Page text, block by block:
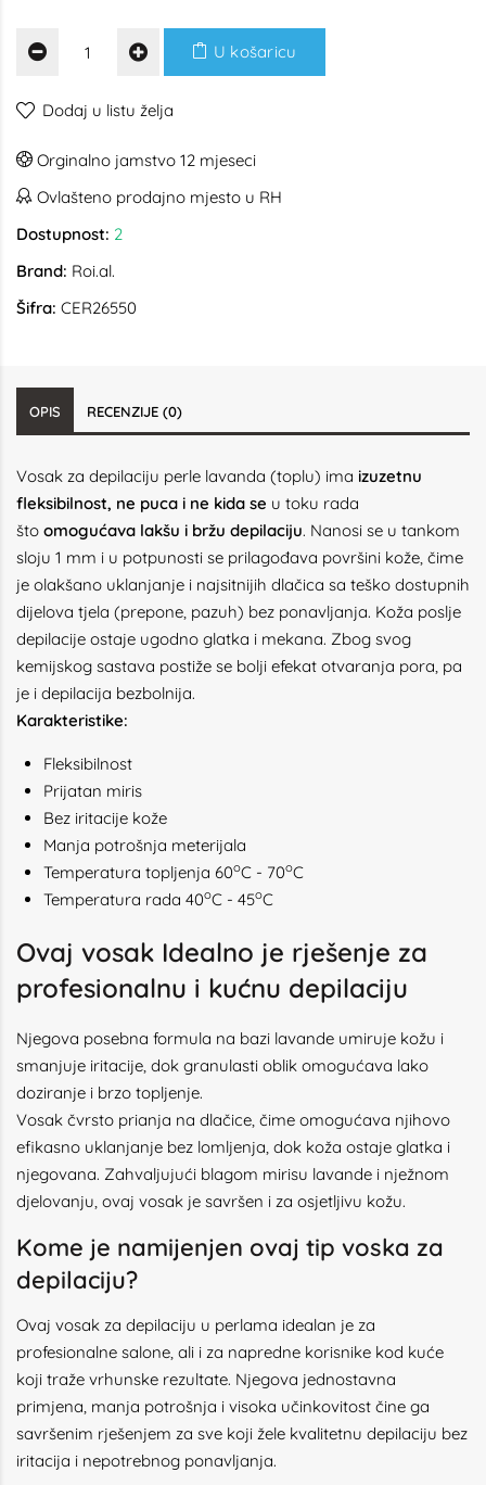
U košaricu
Dodaj u listu želja
Orginalno jamstvo 12 mjeseci
Ovlašteno prodajno mjesto u RH
Dostupnost: 2
Brand: Roi.al.
Šifra: CER26550
OPIS RECENZIJE (0)
Vosak za depilaciju perle lavanda (toplu) ima izuzetnu
fleksibilnost, ne puca i ne kida se u toku rada
što omogućava lakšu i bržu depilaciju. Nanosi se u tankom
sloju 1 mm i u potpunosti se prilagođava površini kože, čime
je olakšano uklanjanje i najsitnijih dlačica sa teško dostupnih
dijelova tjela (prepone, pazuh) bez ponavljanja. Koža poslje
depilacije ostaje ugodno glatka i mekana. Zbog svog
kemijskog sastava postiže se bolji efekat otvaranja pora, pa
je i depilacija bezbolnija.
Karakteristike:
Fleksibilnost
Prijatan miris
Bez iritacije kože
Manja potrošnja meterijala
Temperatura topljenja 60oC - 70oC
Temperatura rada 40oC - 45oC
Ovaj vosak Idealno je rješenje za
profesionalnu i kućnu depilaciju
Njegova posebna formula na bazi lavande umiruje kožu i
smanjuje iritacije, dok granulasti oblik omogućava lako
doziranje i brzo topljenje.
Vosak čvrsto prianja na dlačice, čime omogućava njihovo
efikasno uklanjanje bez lomljenja, dok koža ostaje glatka i
njegovana. Zahvaljujući blagom mirisu lavande i nježnom
djelovanju, ovaj vosak je savršen i za osjetljivu kožu.
Kome je namijenjen ovaj tip voska za
depilaciju?
Ovaj vosak za depilaciju u perlama idealan je za
profesionalne salone, ali i za napredne korisnike kod kuće
koji traže vrhunske rezultate. Njegova jednostavna
primjena, manja potrošnja i visoka učinkovitost čine ga
savršenim rješenjem za sve koji žele kvalitetnu depilaciju bez
iritacija i nepotrebnog ponavljanja.